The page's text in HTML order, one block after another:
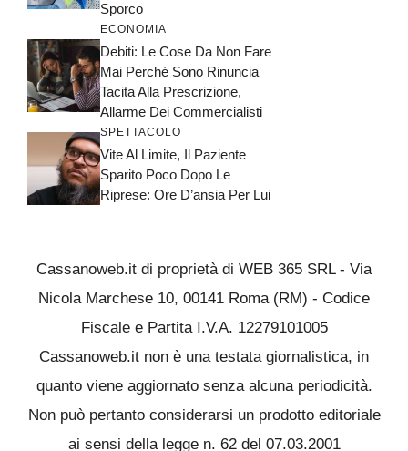
Sporco
ECONOMIA
Debiti: Le Cose Da Non Fare
Mai Perché Sono Rinuncia
Tacita Alla Prescrizione,
Allarme Dei Commercialisti
SPETTACOLO
Vite Al Limite, Il Paziente
Sparito Poco Dopo Le
Riprese: Ore D’ansia Per Lui
Cassanoweb.it di proprietà di WEB 365 SRL - Via
Nicola Marchese 10, 00141 Roma (RM) - Codice
Fiscale e Partita I.V.A. 12279101005
Cassanoweb.it non è una testata giornalistica, in
quanto viene aggiornato senza alcuna periodicità.
Non può pertanto considerarsi un prodotto editoriale
ai sensi della legge n. 62 del 07.03.2001